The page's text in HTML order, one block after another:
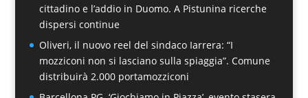
cittadino e l’addio in Duomo. A Pistunina ricerche
dispersi continue
Oliveri, il nuovo reel del sindaco Iarrera: “I
mozziconi non si lasciano sulla spiaggia”. Comune
distribuirà 2.000 portamozziconi